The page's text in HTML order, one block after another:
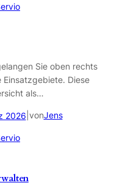
Sie oben rechts
Diese
als…
2026 vonJens